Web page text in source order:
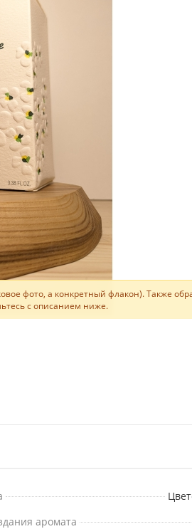
фото, а конкретный флакон). Также
с описанием ниже.
аромата